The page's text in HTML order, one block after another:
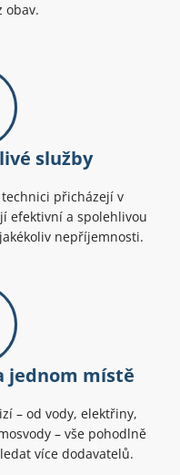
obav.
služby
technici přicházejí v
efektivní a spolehlivou
nepříjemnosti.
jednom místě
– od vody, elektřiny,
– vše pohodlně
více dodavatelů.